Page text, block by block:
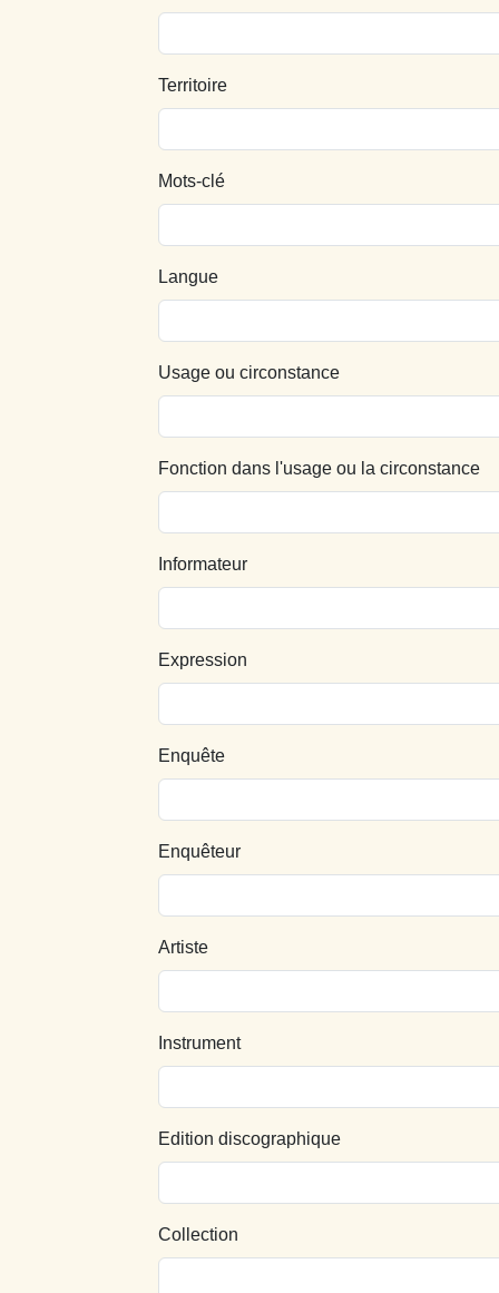
Territoire
Mots-clé
Langue
Usage ou circonstance
Fonction dans l'usage ou la circonstance
Informateur
Expression
Enquête
Enquêteur
Artiste
Instrument
Edition discographique
Collection